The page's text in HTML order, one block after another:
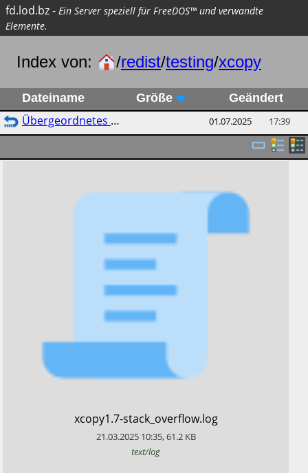
fd.lod.bz- Ein Server speziell für FreeDOS™ und verwandte
Elemente.
Index von: /redist/testing/xcopy
Dateiname Größe Geändert
Übergeordnetes Verzeichnis 01.07.2025 17:39
​xcopy1.7-stack_overflow.log
21.03.2025 10:35,61.2 KB
text/log